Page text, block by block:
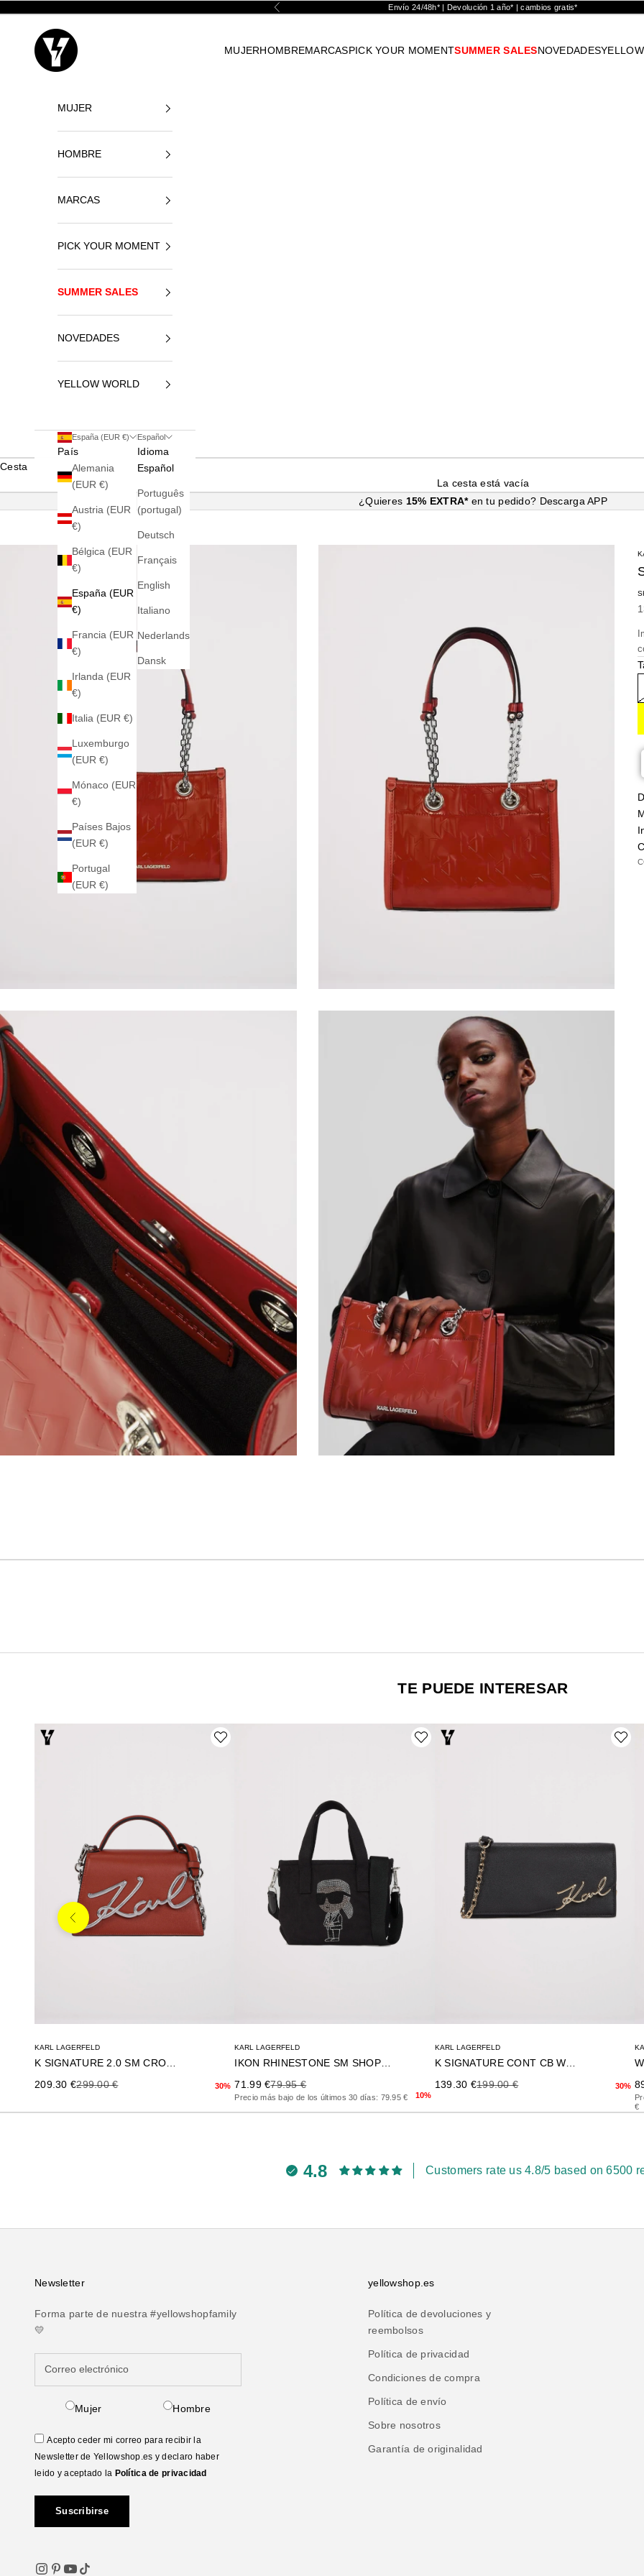
Anterior Envío 24/48h* | Devolución 1 año* | cambios gratis*
Yellowshop
MUJERHOMBREMARCASPICK YOUR MOMENTSUMMER SALESNOVEDADES
MUJER
HOMBRE
MARCAS
PICK YOUR MOMENT
SUMMER SALES
NOVEDADES
YELLOW WORLD
España (EUR €)
País
Alemania
(EUR €)
Austria (EUR
€)
Bélgica (EUR
€)
España (EUR
€)
Francia (EUR
€)
Irlanda (EUR
€)
Italia (EUR €)
Luxemburgo
(EUR €)
Mónaco (EUR
€)
Países Bajos
(EUR €)
Portugal
(EUR €)
Español
Idioma
Español
Português
(portugal)
Deutsch
Français
English
Italiano
Nederlands
Dansk
Cesta
La cesta está vacía
¿Quieres 15% EXTRA* en tu pedido? Descarga APP
TE PUEDE INTERESAR
KARL LAGERFELD
Precio de oferta
209.30 €Precio anterior
299.00 € 30%
KARL LAGERFELD
IKON RHINESTONE SM SHOPPER
Precio de oferta
71.99 €Precio anterior
79.95 €
Precio más bajo de los últimos 30 días: 79.95 € 10%
KARL LAGERFELD
K SIGNATURE CONT CB WALLET
Precio de oferta
139.30 €Precio anterior
199.00 € 30%
€
Anterior
4.8 Customers rate us 4.8/5 based on 6500
Newsletter
Forma parte de nuestra #yellowshopfamily
💛
Mujer Hombre
Acepto ceder mi correo para recibir la
Newsletter de Yellowshop.es y declaro haber
leido y aceptado la Política de privacidad
Suscribirse
yellowshop.es
Política de devoluciones y
reembolsos
Política de privacidad
Condiciones de compra
Política de envío
Sobre nosotros
Garantía de originalidad